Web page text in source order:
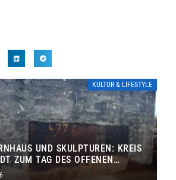
KULTUR & LIFESTYLE
UND SKULPTUREN: KREIS
ZUM TAG DES OFFENEN